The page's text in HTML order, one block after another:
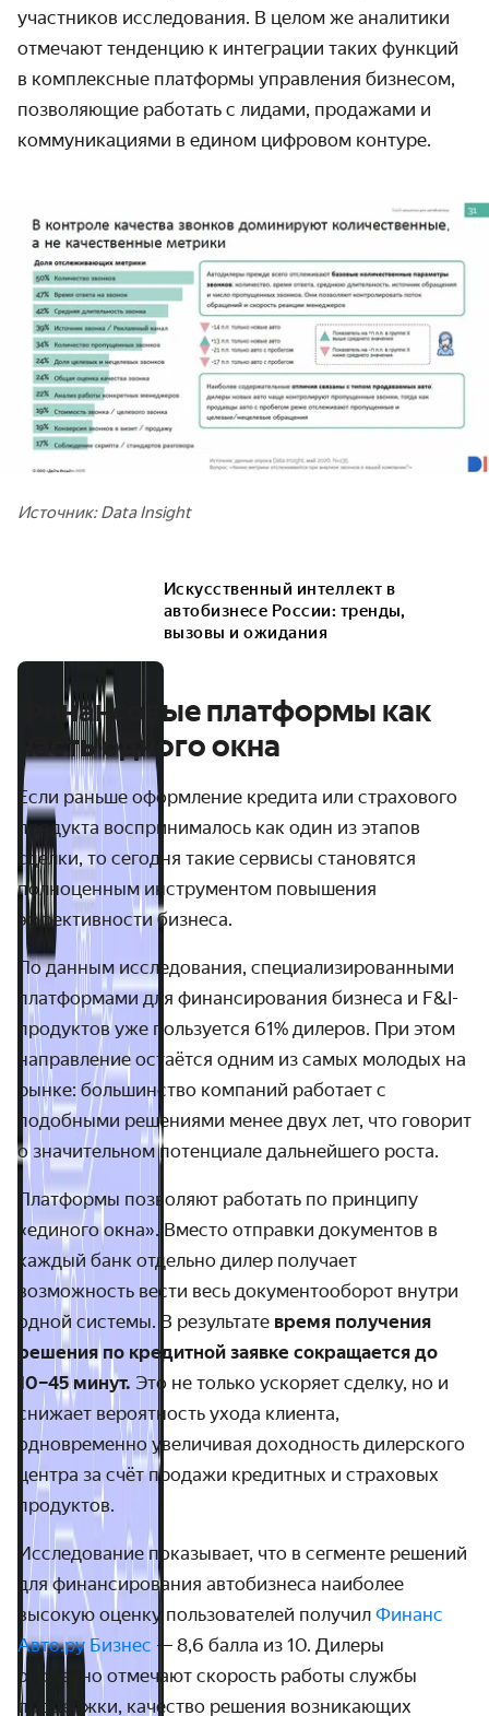
участников исследования. В целом же аналитики
отмечают тенденцию к интеграции таких функций
в комплексные платформы управления бизнесом,
позволяющие работать с лидами, продажами и
коммуникациями в едином цифровом контуре.
Источник: Data Insight
Искусственный интеллект в
автобизнесе России: тренды,
вызовы и ожидания
Финансовые платформы как
часть одного окна
Если раньше оформление кредита или страхового
продукта воспринималось как один из этапов
сделки, то сегодня такие сервисы становятся
полноценным инструментом повышения
эффективности бизнеса.
По данным исследования, специализированными
платформами для финансирования бизнеса и F&I-
продуктов уже пользуется 61% дилеров. При этом
направление остаётся одним из самых молодых на
рынке: большинство компаний работает с
подобными решениями менее двух лет, что говорит
о значительном потенциале дальнейшего роста.
Платформы позволяют работать по принципу
«единого окна». Вместо отправки документов в
каждый банк отдельно дилер получает
возможность вести весь документооборот внутри
одной системы. В результате время получения
решения по кредитной заявке сокращается до
10–45 минут. Это не только ускоряет сделку, но и
снижает вероятность ухода клиента,
одновременно увеличивая доходность дилерского
центра за счёт продажи кредитных и страховых
продуктов.
Исследование показывает, что в сегменте решений
для финансирования автобизнеса наиболее
высокую оценку пользователей получил Финанс
Авто.ру Бизнес — 8,6 балла из 10. Дилеры
особенно отмечают скорость работы службы
поддержки, качество решения возникающих